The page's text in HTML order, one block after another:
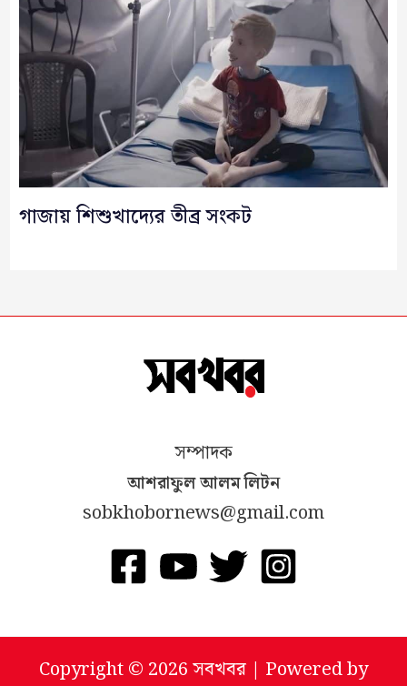
গাজায় শিশুখাদ্যের তীব্র সংকট
সম্পাদক
আশরাফুল আলম লিটন
sobkhobornews@gmail.com
Copyright © 2026 সবখবর | Powered by